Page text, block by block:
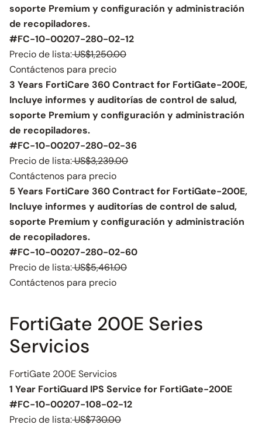
soporte Premium y configuración y administración
de recopiladores.
#FC-10-00207-280-02-12
Precio de lista:US$1,250.00
Contáctenos para precio
3 Years FortiCare 360 Contract for FortiGate-200E,
Incluye informes y auditorías de control de salud,
soporte Premium y configuración y administración
de recopiladores.
#FC-10-00207-280-02-36
Precio de lista:US$3,239.00
Contáctenos para precio
5 Years FortiCare 360 Contract for FortiGate-200E,
Incluye informes y auditorías de control de salud,
soporte Premium y configuración y administración
de recopiladores.
#FC-10-00207-280-02-60
Precio de lista:US$5,461.00
Contáctenos para precio
FortiGate 200E Series
Servicios
FortiGate 200E Servicios
1 Year FortiGuard IPS Service for FortiGate-200E
#FC-10-00207-108-02-12
Precio de lista:US$730.00